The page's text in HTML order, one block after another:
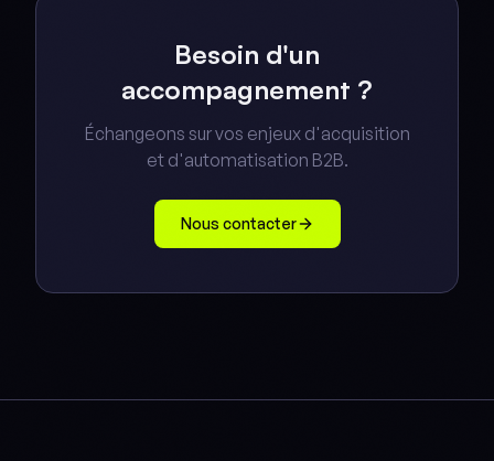
Besoin d'un
accompagnement ?
Échangeons sur vos enjeux d'acquisition
et d'automatisation B2B.
Nous contacter